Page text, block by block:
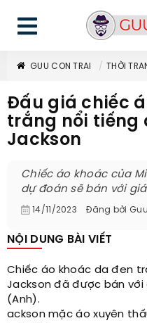
GUU CON TRAI THỜI
Đấu giá chiếc
trắng nổi tiếng
Jackson
Chiếc áo khoác của
dự đoán sẽ bán với giá
14/11/2023 Đăng bởi
NỘI DUNG BÀI VIẾT
Chiếc áo khoác da đen
Jackson đã được bán với
(Anh).
ackson mặc áo xuyên